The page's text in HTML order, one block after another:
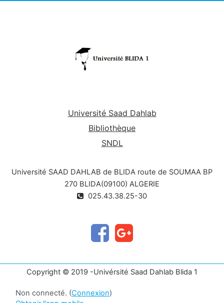
Université Saad Dahlab
Bibliothèque
SNDL
Université SAAD DAHLAB de BLIDA route de SOUMAA BP
270 BLIDA(09100) ALGERIE
025.43.38.25-30
Copyright © 2019 -Univérsité Saad Dahlab Blida 1
Non connecté. (Connexion)